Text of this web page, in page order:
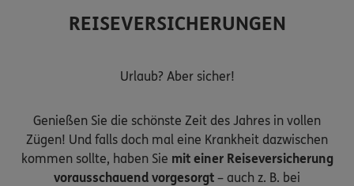
REISEVERSICHERUNGEN
Urlaub? Aber sicher!
Genießen Sie die schönste Zeit des Jahres in vollen
Zügen! Und falls doch mal eine Krankheit dazwischen
kommen sollte, haben Sie mit einer Reiseversicherung
vorausschauend vorgesorgt – auch z. B. bei